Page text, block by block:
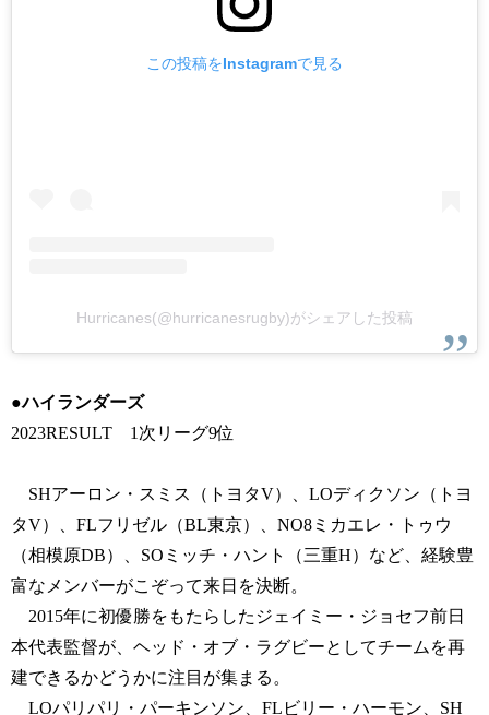
この投稿をInstagramで見る
Hurricanes(@hurricanesrugby)がシェアした投稿
●ハイランダーズ
2023RESULT 1次リーグ9位
SHアーロン・スミス（トヨタV）、LOディクソン（トヨ
タV）、FLフリゼル（BL東京）、NO8ミカエレ・トゥウ
（相模原DB）、SOミッチ・ハント（三重H）など、経験豊
富なメンバーがこぞって来日を決断。
2015年に初優勝をもたらしたジェイミー・ジョセフ前日
本代表監督が、ヘッド・オブ・ラグビーとしてチームを再
建できるかどうかに注目が集まる。
LOパリパリ・パーキンソン、FLビリー・ハーモン、SH